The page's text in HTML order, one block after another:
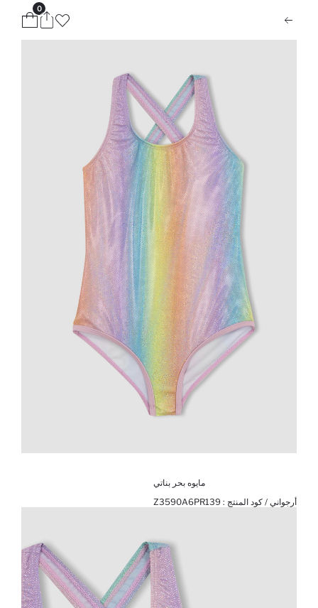
0
مايوه بحر بناتي
أرجواني / كود المنتج : Z3590A6PR139